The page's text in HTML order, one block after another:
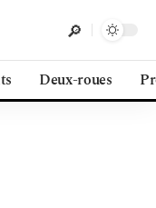
Deux-roues